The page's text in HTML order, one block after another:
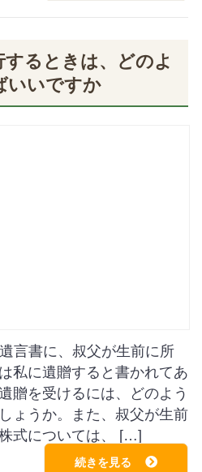
るときは、どのよ
いいですか
言書に、叔父が生前に所
私に遺贈すると書かれてあ
贈を受けるには、どのよう
ょうか。また、叔父が生前
式については、 […]
続きを見る